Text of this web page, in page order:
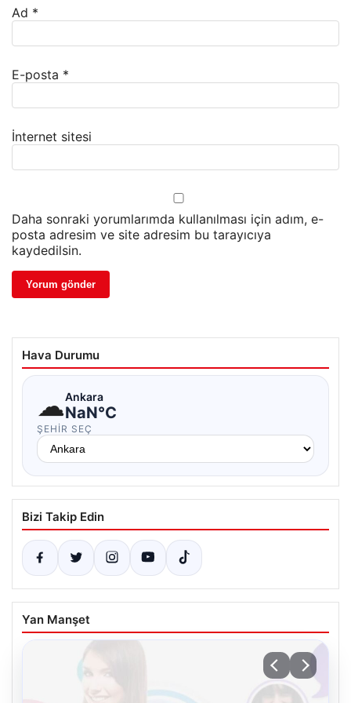
Ad *
E-posta *
İnternet sitesi
Daha sonraki yorumlarımda kullanılması için adım, e-
posta adresim ve site adresim bu tarayıcıya
kaydedilsin.
Hava Durumu
☁Ankara
NaN°C
ŞEHIR SEÇ
Bizi Takip Edin
Yan Manşet